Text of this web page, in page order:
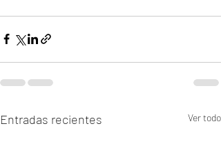
Entradas recientes Ver todo